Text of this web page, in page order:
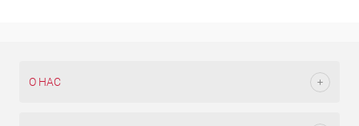
О НАС